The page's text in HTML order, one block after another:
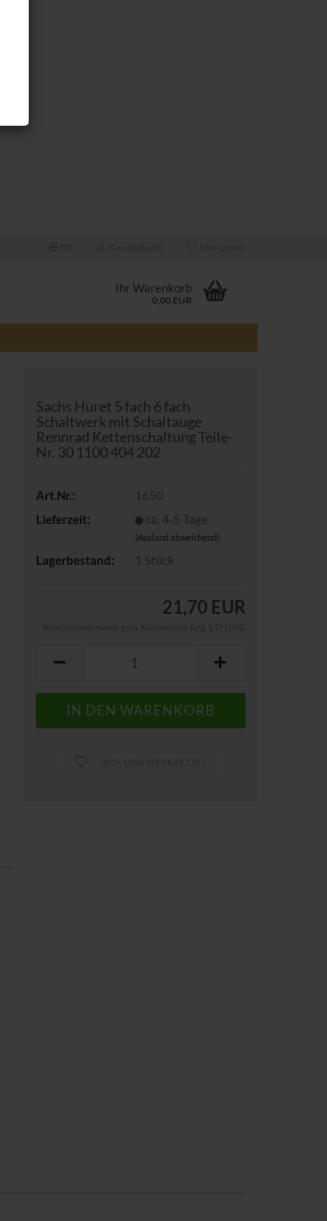
Ihr Warenkorb
0,00 EUR
Sachs Huret 5 fach 6 fach
Schaltwerk mit Schaltauge
Rennrad Kettenschaltung Teile-
Nr. 30 1100 404 202
Art.Nr.:
1650
Lieferzeit:
ca. 4-5 Tage
(Ausland abweichend)
Lagerbestand: 1 Stück
21,70 EUR